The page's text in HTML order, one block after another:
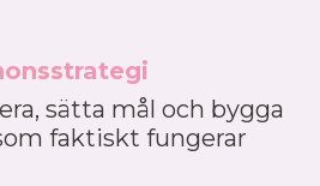
sätta mål och bygga
faktiskt fungerar